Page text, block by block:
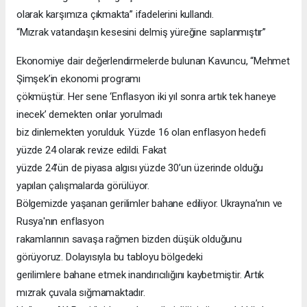
olarak karşımıza çıkmakta” ifadelerini kullandı.
“Mızrak vatandaşın kesesini delmiş yüreğine saplanmıştır”
Ekonomiye dair değerlendirmelerde bulunan Kavuncu, “Mehmet
Şimşek’in ekonomi programı
çökmüştür. Her sene ‘Enflasyon iki yıl sonra artık tek haneye
inecek’ demekten onlar yorulmadı
biz dinlemekten yorulduk. Yüzde 16 olan enflasyon hedefi
yüzde 24 olarak revize edildi. Fakat
yüzde 24’ün de piyasa algısı yüzde 30’un üzerinde olduğu
yapılan çalışmalarda görülüyor.
Bölgemizde yaşanan gerilimler bahane ediliyor. Ukrayna’nın ve
Rusya'nın enflasyon
rakamlarının savaşa rağmen bizden düşük olduğunu
görüyoruz. Dolayısıyla bu tabloyu bölgedeki
gerilimlere bahane etmek inandırıcılığını kaybetmiştir. Artık
mızrak çuvala sığmamaktadır.